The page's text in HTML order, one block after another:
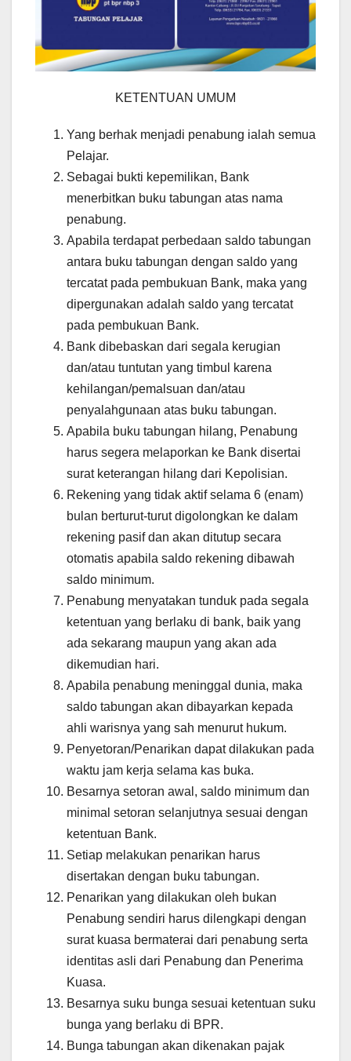
KETENTUAN UMUM
Yang berhak menjadi penabung ialah semua
Pelajar.
Sebagai bukti kepemilikan, Bank
menerbitkan buku tabungan atas nama
penabung.
Apabila terdapat perbedaan saldo tabungan
antara buku tabungan dengan saldo yang
tercatat pada pembukuan Bank, maka yang
dipergunakan adalah saldo yang tercatat
pada pembukuan Bank.
Bank dibebaskan dari segala kerugian
dan/atau tuntutan yang timbul karena
kehilangan/pemalsuan dan/atau
penyalahgunaan atas buku tabungan.
Apabila buku tabungan hilang, Penabung
harus segera melaporkan ke Bank disertai
surat keterangan hilang dari Kepolisian.
Rekening yang tidak aktif selama 6 (enam)
bulan berturut-turut digolongkan ke dalam
rekening pasif dan akan ditutup secara
otomatis apabila saldo rekening dibawah
saldo minimum.
Penabung menyatakan tunduk pada segala
ketentuan yang berlaku di bank, baik yang
ada sekarang maupun yang akan ada
dikemudian hari.
Apabila penabung meninggal dunia, maka
saldo tabungan akan dibayarkan kepada
ahli warisnya yang sah menurut hukum.
Penyetoran/Penarikan dapat dilakukan pada
waktu jam kerja selama kas buka.
Besarnya setoran awal, saldo minimum dan
minimal setoran selanjutnya sesuai dengan
ketentuan Bank.
Setiap melakukan penarikan harus
disertakan dengan buku tabungan.
Penarikan yang dilakukan oleh bukan
Penabung sendiri harus dilengkapi dengan
surat kuasa bermaterai dari penabung serta
identitas asli dari Penabung dan Penerima
Kuasa.
Besarnya suku bunga sesuai ketentuan suku
bunga yang berlaku di BPR.
Bunga tabungan akan dikenakan pajak